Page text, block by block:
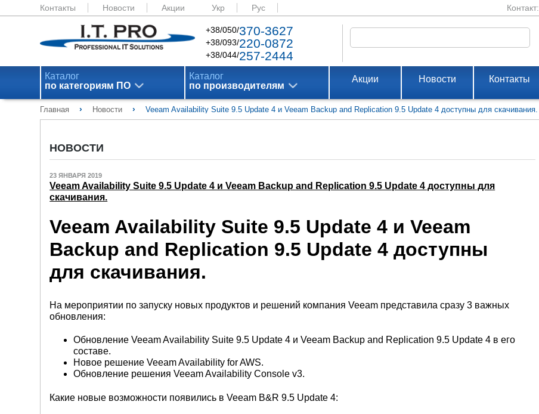
Контакты Новости Акции Укр Рус Контакт:
+38/050/370-3627
+38/093/220-0872
+38/044/257-2444
Каталог
по категориям ПО
Каталог
по производителям
Акции Новости Контакты
Главная › Новости › Veeam Availability Suite 9.5 Update 4 и Veeam Backup and Replication 9.5 Update 4 доступны для скачивания.
НОВОСТИ
23 ЯНВАРЯ 2019
Veeam Availability Suite 9.5 Update 4 и Veeam Backup and Replication 9.5 Update 4 доступны для
скачивания.
Veeam Availability Suite 9.5 Update 4 и Veeam
Backup and Replication 9.5 Update 4 доступны
для скачивания.
На мероприятии по запуску новых продуктов и решений компания Veeam представила сразу 3 важных
обновления:
Обновление Veeam Availability Suite 9.5 Update 4 и Veeam Backup and Replication 9.5 Update 4 в его
составе.
Новое решение Veeam Availability for AWS.
Обновление решения Veeam Availability Console v3.
Какие новые возможности появились в Veeam B&R 9.5 Update 4: